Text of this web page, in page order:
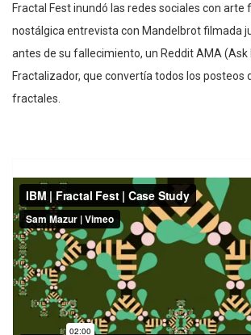
Fractal Fest inundó las redes sociales con arte
nostálgica entrevista con Mandelbrot filmada
antes de su fallecimiento, un Reddit AMA (Ask
Fractalizador, que convertía todos los posteos
fractales.